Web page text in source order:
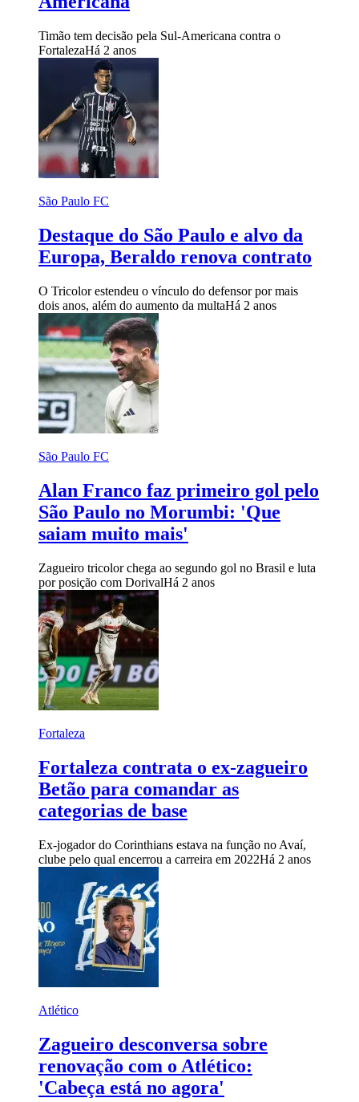
Timão tem decisão pela Sul-Americana contra o
FortalezaHá 2 anos
São Paulo FC
Destaque do São Paulo e alvo da
Europa, Beraldo renova contrato
O Tricolor estendeu o vínculo do defensor por mais
dois anos, além do aumento da multaHá 2 anos
São Paulo FC
Alan Franco faz primeiro gol pelo
São Paulo no Morumbi: 'Que
saiam muito mais'
Zagueiro tricolor chega ao segundo gol no Brasil e luta
por posição com DorivalHá 2 anos
Fortaleza
Fortaleza contrata o ex-zagueiro
Betão para comandar as
categorias de base
Ex-jogador do Corinthians estava na função no Avaí,
clube pelo qual encerrou a carreira em 2022Há 2 anos
Atlético
Zagueiro desconversa sobre
renovação com o Atlético:
'Cabeça está no agora'